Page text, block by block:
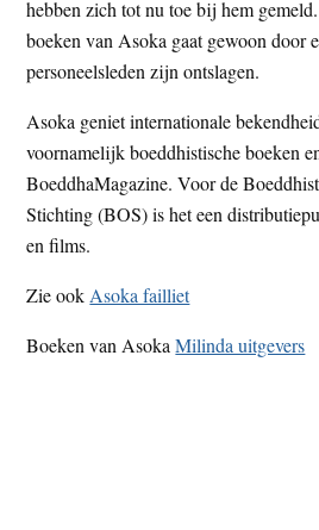
hebben zich tot nu toe bij hem
boeken van Asoka gaat gewoon door
personeelsleden zijn ontslagen.
Asoka geniet internationale
voornamelijk boeddhistische boeken
BoeddhaMagazine. Voor de
Stichting (BOS) is het een
en films.
Zie ook Asoka failliet
Boeken van AsokaMilinda uitgevers